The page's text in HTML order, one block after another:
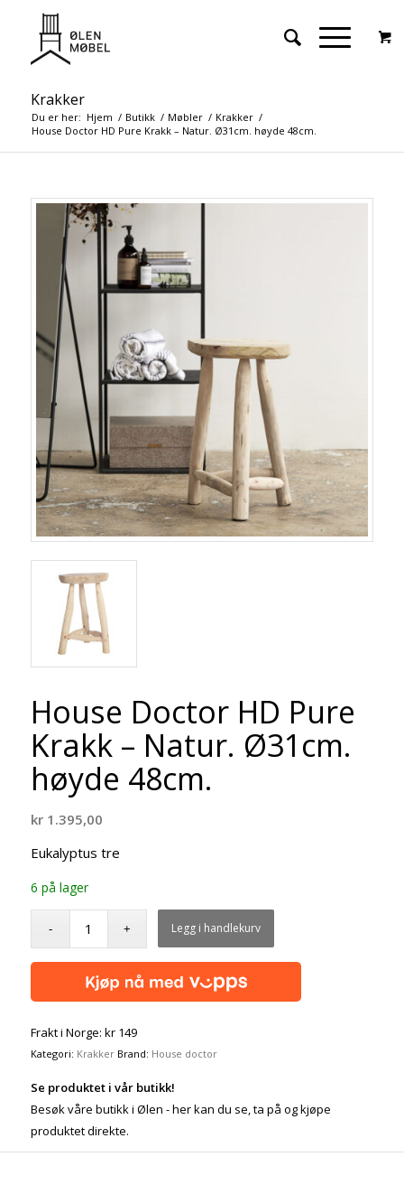
Krakker
Du er her: Hjem / Butikk / Møbler / Krakker /
House Doctor HD Pure Krakk – Natur. Ø31cm. høyde 48cm.
House Doctor HD Pure
Krakk – Natur. Ø31cm.
høyde 48cm.
kr1.395,00
Eukalyptus tre
6 på lager
Legg i handlekurv
Frakt i Norge: kr 149
Kategori: Krakker Brand: House doctor
Se produktet i vår butikk!
Besøk våre butikk i Ølen - her kan du se, ta på og kjøpe
produktet direkte.